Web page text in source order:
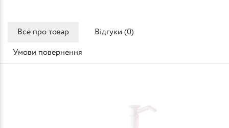
Все про товар Відгуки (0)
Умови повернення